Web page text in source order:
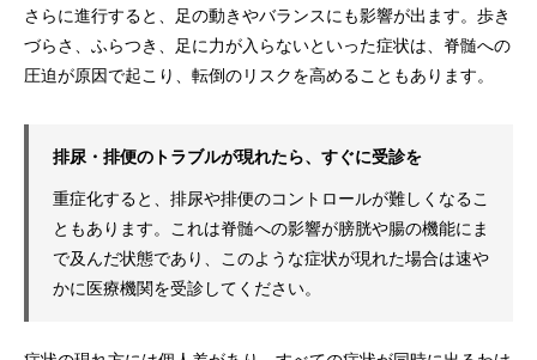
さらに進行すると、足の動きやバランスにも影響が出ます。歩き
づらさ、ふらつき、足に力が入らないといった症状は、脊髄への
圧迫が原因で起こり、転倒のリスクを高めることもあります。
排尿・排便のトラブルが現れたら、すぐに受診を
重症化すると、排尿や排便のコントロールが難しくなるこ
ともあります。これは脊髄への影響が膀胱や腸の機能にま
で及んだ状態であり、このような症状が現れた場合は速や
かに医療機関を受診してください。